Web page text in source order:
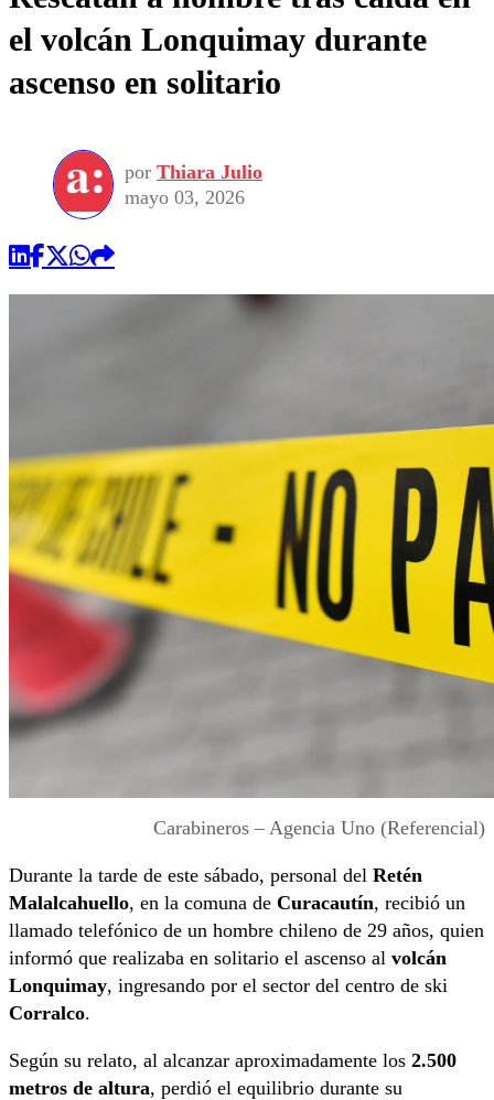
el volcán Lonquimay durante
ascenso en solitario
por Thiara Julio
mayo 03, 2026
Carabineros – Agencia Uno (Referencial)
Durante la tarde de este sábado, personal del Retén
Malalcahuello, en la comuna de Curacautín, recibió un
llamado telefónico de un hombre chileno de 29 años, quien
informó que realizaba en solitario el ascenso al volcán
Lonquimay, ingresando por el sector del centro de ski
Corralco.
Según su relato, al alcanzar aproximadamente los 2.500
metros de altura, perdió el equilibrio durante su